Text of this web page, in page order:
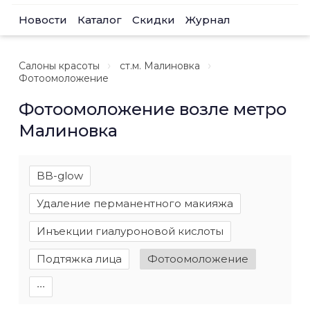
Новости Каталог Скидки Журнал
Салоны красоты
ст.м. Малиновка
Фотоомоложение
Фотоомоложение возле метро
Малиновка
BB-glow
Удаление перманентного макияжа
Инъекции гиалуроновой кислоты
Подтяжка лица Фотоомоложение
∙∙∙